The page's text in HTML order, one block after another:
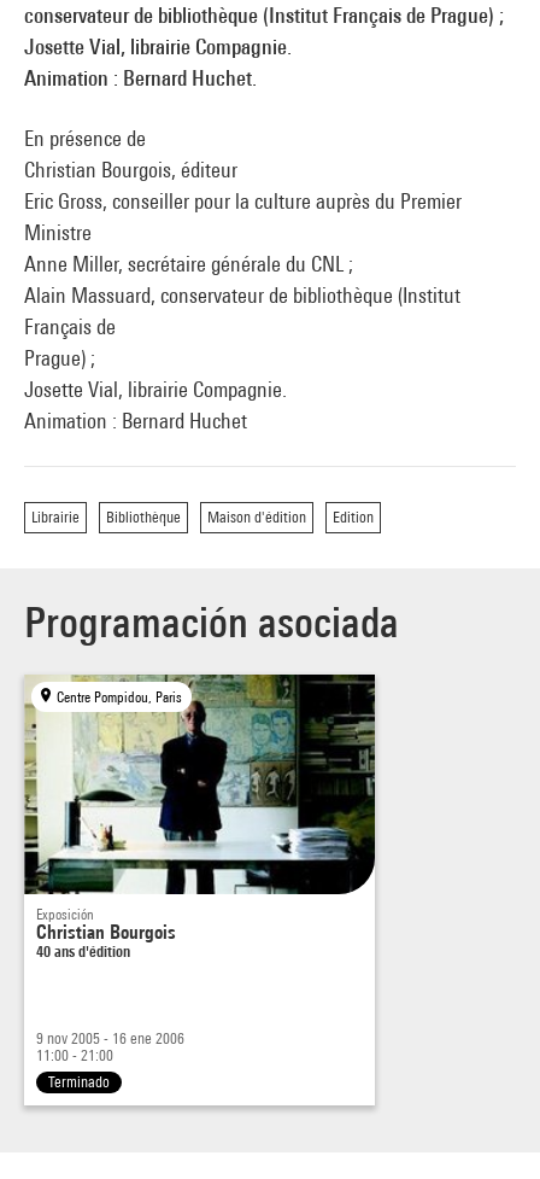
conservateur de bibliothèque (Institut Français de Prague) ;
Josette Vial, librairie Compagnie.
Animation : Bernard Huchet.
En présence de
Christian Bourgois, éditeur
Eric Gross, conseiller pour la culture auprès du Premier
Ministre
Anne Miller, secrétaire générale du CNL ;
Alain Massuard, conservateur de bibliothèque (Institut
Français de
Prague) ;
Josette Vial, librairie Compagnie.
Animation : Bernard Huchet
Librairie Bibliothèque Maison d'édition Edition
Programación asociada
Centre Pompidou, Paris
Exposición
Christian Bourgois
40 ans d'édition
9 nov 2005 - 16 ene 2006
11:00 - 21:00
Terminado